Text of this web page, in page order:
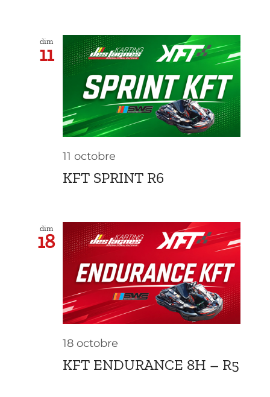
dim
11
11 octobre
KFT SPRINT R6
dim
18
18 octobre
KFT ENDURANCE 8H – R5